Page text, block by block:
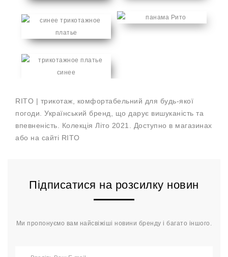
RITO | трикотаж, комфортабельний для будь-якої
погоди. Український бренд, що дарує вишуканість та
впевненість. Колекція Літо 2021. Доступно в магазинах
або на сайті RITO
Підписатися на розсилку новин
Ми пропонуємо вам найсвіжіші новини бренду і багато іншого.